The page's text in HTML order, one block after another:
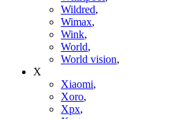
Wildred,
Wimax,
Wink,
World,
World vision,
X
Xiaomi,
Xoro,
Xpx,